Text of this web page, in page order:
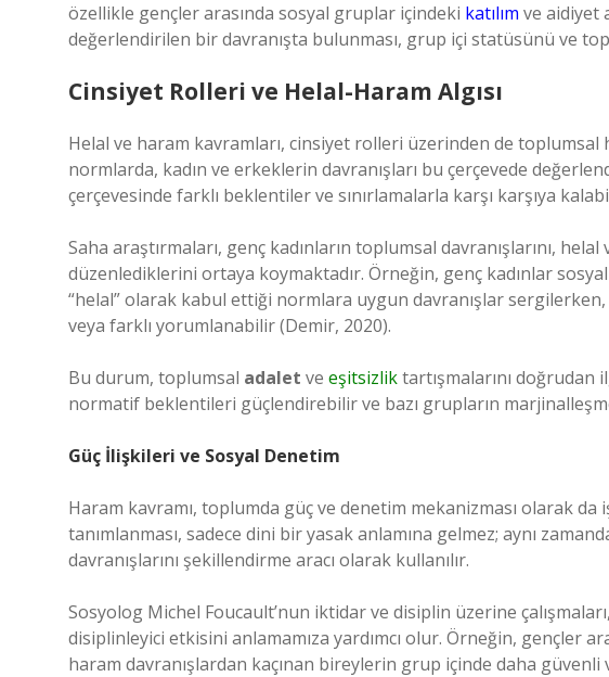
özellikle gençler arasında sosyal gruplar içindeki katılım ve aidiyet
değerlendirilen bir davranışta bulunması, grup içi statüsünü ve
Cinsiyet Rolleri ve Helal-Haram Algısı
Helal ve haram kavramları, cinsiyet rolleri üzerinden de toplumsal
normlarda, kadın ve erkeklerin davranışları bu çerçevede
çerçevesinde farklı beklentiler ve sınırlamalarla karşı karşıya
Saha araştırmaları, genç kadınların toplumsal davranışlarını,
düzenlediklerini ortaya koymaktadır. Örneğin, genç kadınlar
“helal” olarak kabul ettiği normlara uygun davranışlar
veya farklı yorumlanabilir (Demir, 2020).
Bu durum, toplumsal adalet ve eşitsizliktartışmalarını doğrudan
normatif beklentileri güçlendirebilir ve bazı grupların
Güç İlişkileri ve Sosyal Denetim
Haram kavramı, toplumda güç ve denetim mekanizması olarak
tanımlanması, sadece dini bir yasak anlamına gelmez; aynı
davranışlarını şekillendirme aracı olarak kullanılır.
Sosyolog Michel Foucault’nun iktidar ve disiplin üzerine
disiplinleyici etkisini anlamamıza yardımcı olur. Örneğin, gençler
haram davranışlardan kaçınan bireylerin grup içinde daha